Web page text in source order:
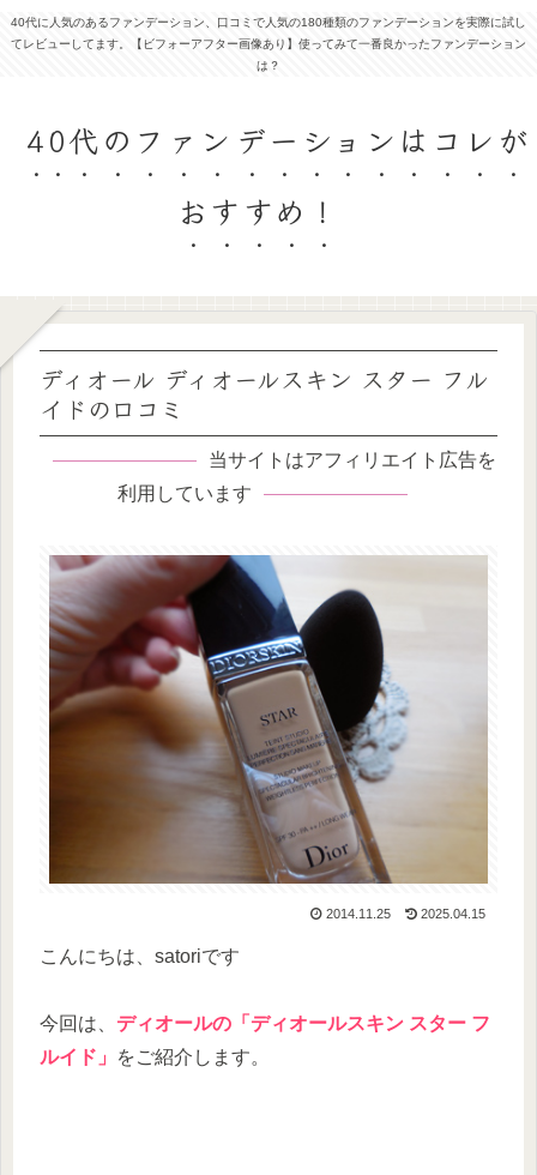
40代に人気のあるファンデーション、口コミで人気の180種類のファンデーションを実際に試し
てレビューしてます。【ビフォーアフター画像あり】使ってみて一番良かったファンデーション
は？
40代のファンデーションはコレが
おすすめ！
ディオール ディオールスキン スター フル
イドの口コミ
当サイトはアフィリエイト広告を
利用しています
2014.11.25 2025.04.15
こんにちは、satoriです
今回は、 ディオールの「ディオールスキン スター フ
ルイド」
をご紹介します。